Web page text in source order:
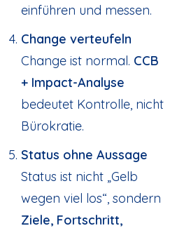
einführen und messen.
Change verteufeln
Change ist normal. CCB
+ Impact-Analyse
bedeutet Kontrolle, nicht
Bürokratie.
Status ohne Aussage
Status ist nicht „Gelb
wegen viel los“, sondern
Ziele, Fortschritt,